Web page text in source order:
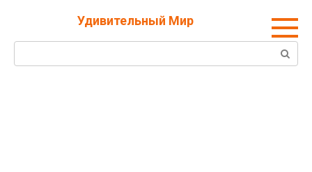
Удивительный Мир
Поиск: